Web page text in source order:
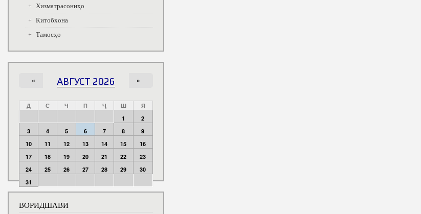
Хизматрасониҳо
Китобхона
Тамосҳо
АВГУСТ 2026
« »
Д С Ч П Ҷ Ш
Я
1
2
3
4 5 6 7 8
9
10
11 12 13 14 15
16
17
18 19 20 21 22
23
24
25 26 27 28 29
30
31
ВОРИДШАВӢ